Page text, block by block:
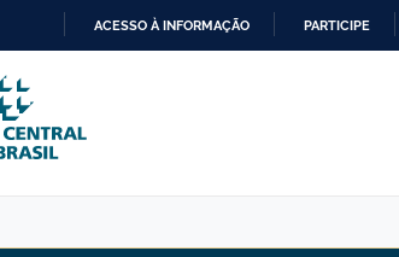
PARA
O
CONTEÚDO
ACESSO À INFORMAÇÃO PARTICIPE